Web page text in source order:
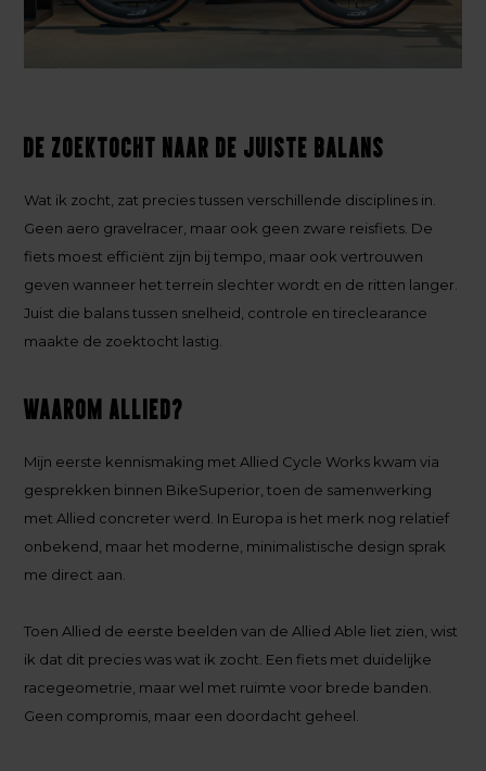
De zoektocht naar de juiste balans
Wat ik zocht, zat precies tussen verschillende disciplines in.
Geen aero gravelracer, maar ook geen zware reisfiets. De
fiets moest efficiënt zijn bij tempo, maar ook vertrouwen
geven wanneer het terrein slechter wordt en de ritten langer.
Juist die balans tussen snelheid, controle en tireclearance
maakte de zoektocht lastig.
Waarom Allied?
Mijn eerste kennismaking met Allied Cycle Works kwam via
gesprekken binnen BikeSuperior, toen de samenwerking
met Allied concreter werd. In Europa is het merk nog relatief
onbekend, maar het moderne, minimalistische design sprak
me direct aan.
Toen Allied de eerste beelden van de Allied Able liet zien, wist
ik dat dit precies was wat ik zocht. Een fiets met duidelijke
racegeometrie, maar wel met ruimte voor brede banden.
Geen compromis, maar een doordacht geheel.